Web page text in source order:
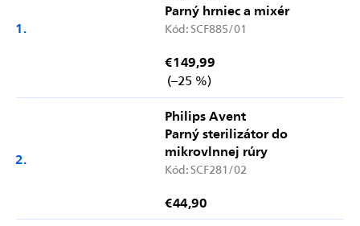
Parný hrniec a mixér
Kód:SCF885/01
(–25 %)
€149,99
Philips Avent
Parný sterilizátor do
mikrovlnnej rúry
Kód:SCF281/02
€44,90